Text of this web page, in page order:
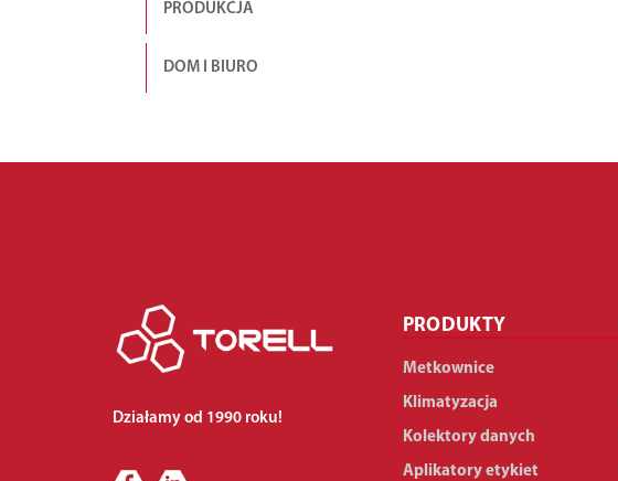
PRODUKCJA
DOM I BIURO
Działamy od 1990 roku!
PRODUKTY
Metkownice
Klimatyzacja
Kolektory danych
Aplikatory etykiet